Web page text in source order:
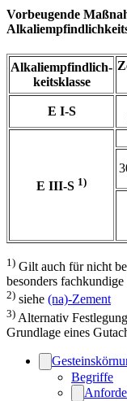
Vorbeugende
Alkaliempfindlich-
keitsklasse
E I-S
E III-S 1)
1) Gilt auch für nicht
besonders fachkundige
2) siehe (na)-Zement
3) Alternativ
Grundlage eines
Begriffe